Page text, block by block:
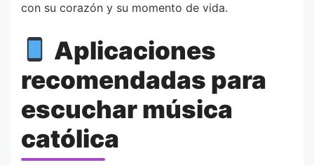
con su corazón y su momento de vida.
Aplicaciones
recomendadas para
escuchar música
católica